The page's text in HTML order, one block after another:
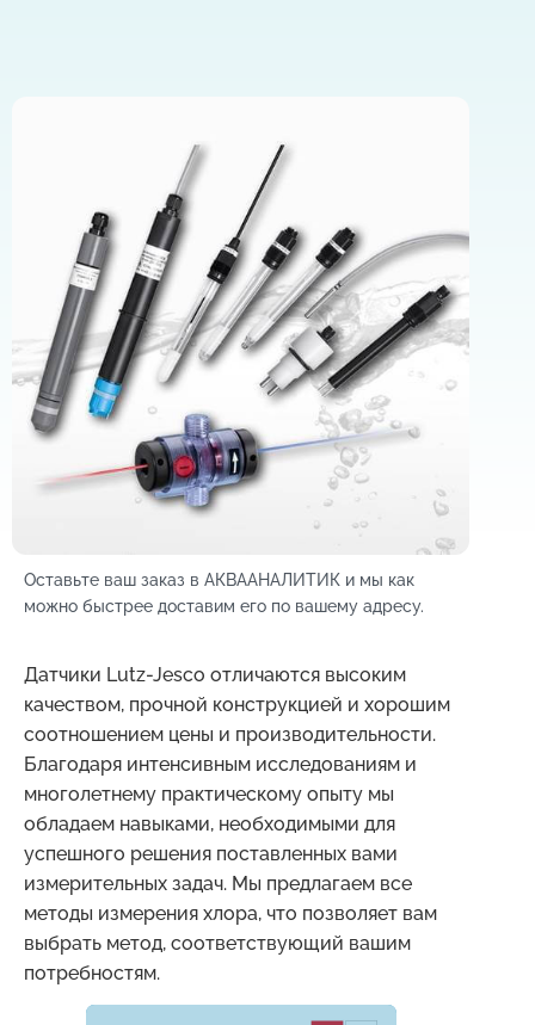
Оставьте ваш заказ в АКВААНАЛИТИК и мы как
можно быстрее доставим его по вашему адресу.
Датчики Lutz-Jesco отличаются высоким
качеством, прочной конструкцией и хорошим
соотношением цены и производительности.
Благодаря интенсивным исследованиям и
многолетнему практическому опыту мы
обладаем навыками, необходимыми для
успешного решения поставленных вами
измерительных задач. Мы предлагаем все
методы измерения хлора, что позволяет вам
выбрать метод, соответствующий вашим
потребностям.